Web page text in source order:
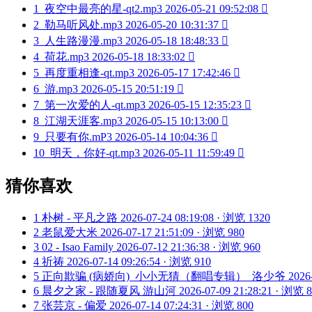
1 夜空中最亮的星-qt2.mp3 2026-05-21 09:52:08 
2 勒马听风处.mp3 2026-05-20 10:31:37 
3
人生路漫漫.mp3 2026-05-18 18:48:33 
4 荷花.mp3 2026-05-18 18:33:02 
5 再度重相逢-qt.mp3 2026-05-17 17:42:46 
6 游.mp3 2026-05-15 20:51:19 
7 第一次爱的人-qt.mp3 2026-05-15 12:35:23 
8 江湖天涯客.mp3 2026-05-15 10:13:00 
9 只要有你.mP3 2026-05-14 10:04:36 
10 明天，你好-qt.mp3 2026-05-11 11:59:49 
猜你喜欢
1 朴树 - 平凡之路 2026-07-24 08:19:08 · 浏览 1320
2 老鼠爱大米 2026-07-17 21:51:09 · 浏览 980
3 02 - Isao Family 2026-07-12 21:36:38 · 浏览 960
4 祈祷 2026-07-14 09:26:54 · 浏览 910
5 正向欺骗 (病娇向)_小小无猜（翻唱专辑）_洛少爷
6 晨夕之家 - 跟随夏风 游山河 2026-07-09 21:28:21 · 浏览
7 张芸京 - 偏爱 2026-07-14 07:24:31 · 浏览 800